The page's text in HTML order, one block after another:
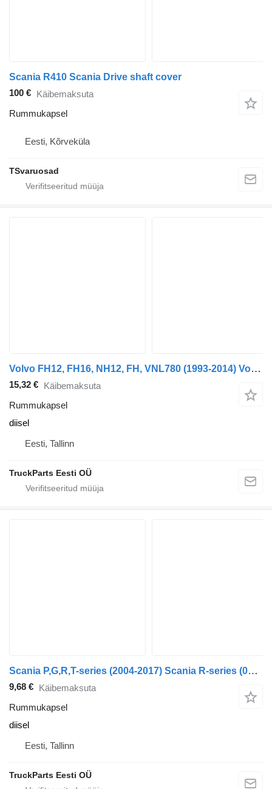
Scania R410 Scania Drive shaft cover
100 € Käibemaksuta
Rummukapsel
Eesti, Kõrveküla
TSvaruosad
Volvo FH12, FH16, NH12, FH, VNL780 (1993-2014) Volvo FH (01.05-)
15,32 € Käibemaksuta
Rummukapsel
diisel
Eesti, Tallinn
TruckParts Eesti OÜ
Scania P,G,R,T-series (2004-2017) Scania R-series (01.04-)
9,68 € Käibemaksuta
Rummukapsel
diisel
Eesti, Tallinn
TruckParts Eesti OÜ